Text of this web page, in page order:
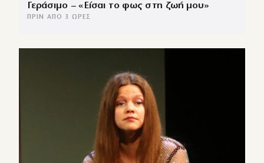
Γεράσιμο – «Είσαι το φως στη ζωή μου»
ΠΡΙΝ ΑΠΌ 3 ΏΡΕΣ